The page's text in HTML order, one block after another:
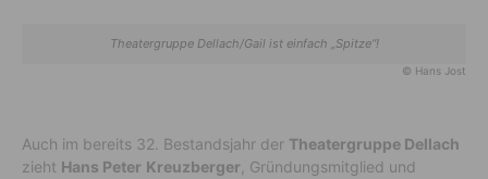
Theatergruppe Dellach/Gail ist einfach „Spitze“!
© Hans Jost
Auch im bereits 32. Bestandsjahr der Theatergruppe Dellach
zieht Hans Peter Kreuzberger, Gründungsmitglied und